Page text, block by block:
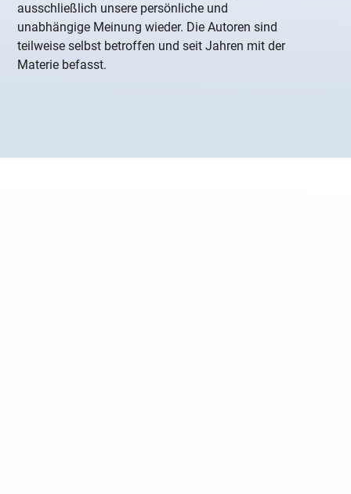
ausschließlich unsere persönliche und
unabhängige Meinung wieder. Die Autoren sind
teilweise selbst betroffen und seit Jahren mit der
Materie befasst.